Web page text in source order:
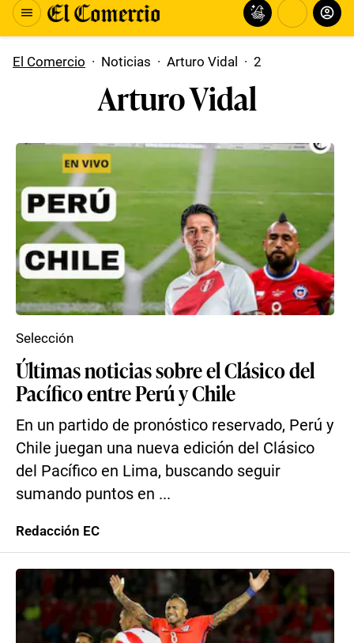
El Comercio · Noticias · Arturo Vidal · 2
Arturo Vidal
Últimas noticias sobre el Clásico del
Pacífico entre Perú y Chile
En un partido de pronóstico reservado, Perú y
Chile juegan una nueva edición del Clásico
del Pacífico en Lima, buscando seguir
sumando puntos en ...
Selección
Redacción EC